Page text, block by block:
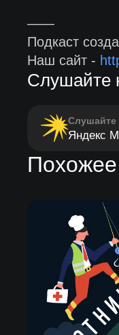
——
Подкаст
Наш сайт -
Слушайте
Слушайте
Яндекс
Похожее